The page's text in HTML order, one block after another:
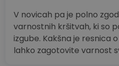
V novicah pa je polno
varnostnih kršitvah, ki so
izgube. Kakšna je resnica
lahko zagotovite varnost